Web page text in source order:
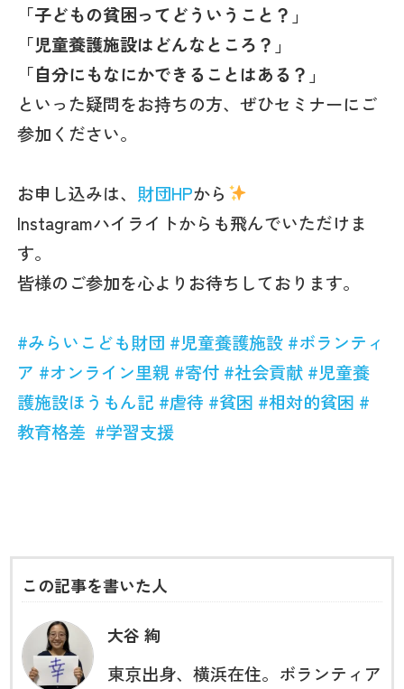
「子どもの貧困ってどういうこと？」
「児童養護施設はどんなところ？」
「自分にもなにかできることはある？」
といった疑問をお持ちの方、ぜひセミナーにご
参加ください。
お申し込みは、 財団HPから
Instagramハイライトからも飛んでいただけま
す。
皆様のご参加を心よりお待ちしております。
#みらいこども財団 #児童養護施設 #ボランティ
ア #オンライン里親 #寄付 #社会貢献 #児童養
護施設ほうもん記 #虐待 #貧困 #相対的貧困 #
教育格差 #学習支援
この記事を書いた人
大谷 絢
東京出身、横浜在住。ボランティア